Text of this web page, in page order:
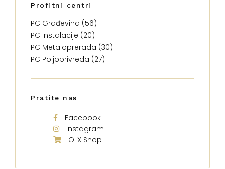
Profitni centri
PC Građevina (56)
PC Instalacije (20)
PC Metaloprerada (30)
PC Poljoprivreda (27)
Pratite nas
Facebook
Instagram
OLX Shop